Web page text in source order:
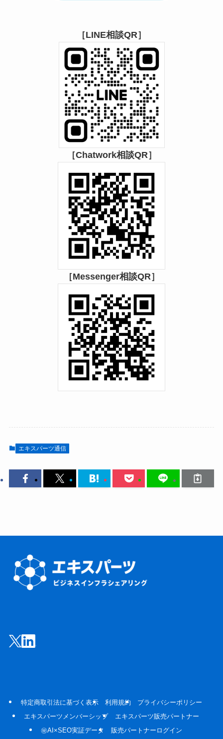
［LINE相談QR］
［Chatwork相談QR］
［Messenger相談QR］
エキスパーツ通信
特定商取引法に基づく表示 利用規約
プライバシーポリシー
エキスパーツメンバーシップ
エキスパーツ販売パートナー
㊙AI×SEO実証データ
販売パートナーログイン